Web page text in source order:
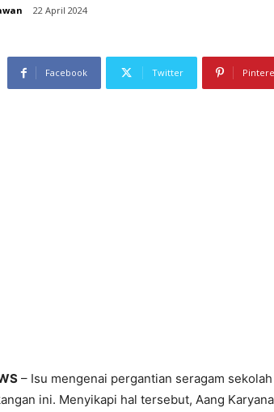
22 April 2024
Facebook Twitter
– Isu mengenai pergantian seragam
ini. Menyikapi hal tersebut, Aang